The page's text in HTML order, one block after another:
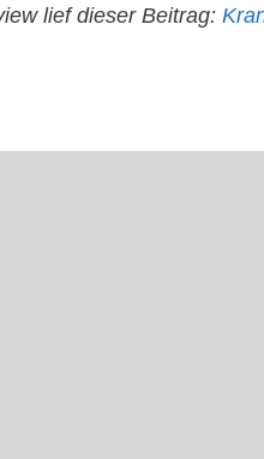
lief dieser Beitrag: